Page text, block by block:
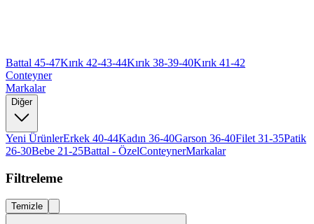
Battal 45-47Kırık 42-43-44Kırık 38-39-40Kırık 41-42
Conteyner
Markalar
Diğer
Yeni ÜrünlerErkek 40-44Kadın 36-40Garson 36-40Filet 31-35Patik
26-30Bebe 21-25Battal - ÖzelConteynerMarkalar
Filtreleme
Temizle